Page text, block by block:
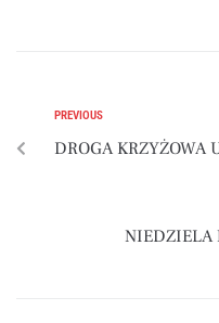
PREVIOUS
DROGA KRZYŻOWA
NIEDZIELA